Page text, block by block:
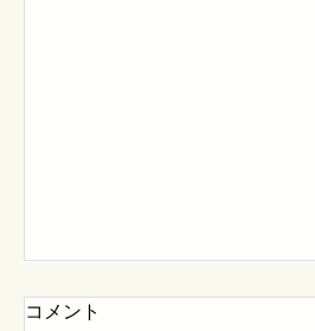
コメント